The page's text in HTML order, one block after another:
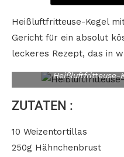
Heißluftfritteuse-Kegel
Gericht für ein absolut
leckeres Rezept, das in
Heißluftfritteuse-
ZUTATEN :
10 Weizentortillas
250g Hähnchenbrust